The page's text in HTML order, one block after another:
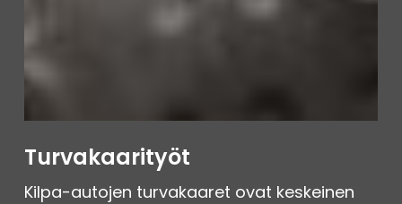
Turvakaarityöt
Kilpa-autojen turvakaaret ovat keskeinen